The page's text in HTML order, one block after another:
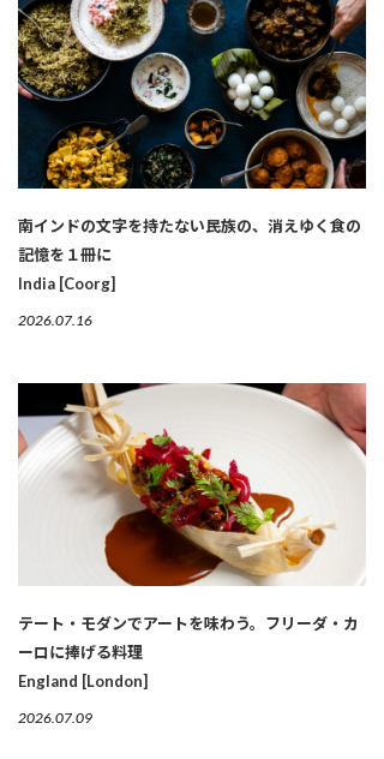
南インドの文字を持たない民族の、消えゆく食の
記憶を１冊に
India [Coorg]
2026.07.16
テート・モダンでアートを味わう。フリーダ・カ
ーロに捧げる料理
England [London]
2026.07.09